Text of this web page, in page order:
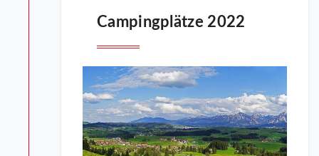
Campingplätze 2022